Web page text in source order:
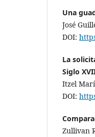
Una
José
DOI:
La
Siglo
Itzel
DOI:
Zullivan